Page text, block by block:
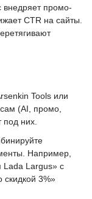
внедряет промо-
CTR на сайты.
Tools или
(AI, промо,
под них.
Например,
Lada Largus» с
скидкой 3%»